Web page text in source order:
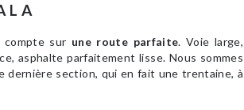
compte sur une route parfaite. Voie large,
asphalte parfaitement lisse. Nous sommes
dernière section, qui en fait une trentaine, à